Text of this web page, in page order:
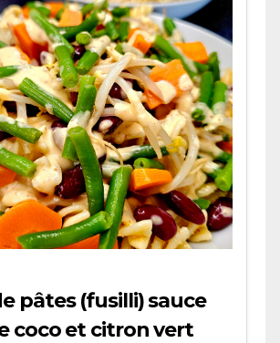
pâtes (fusilli) sauce
coco et citron vert